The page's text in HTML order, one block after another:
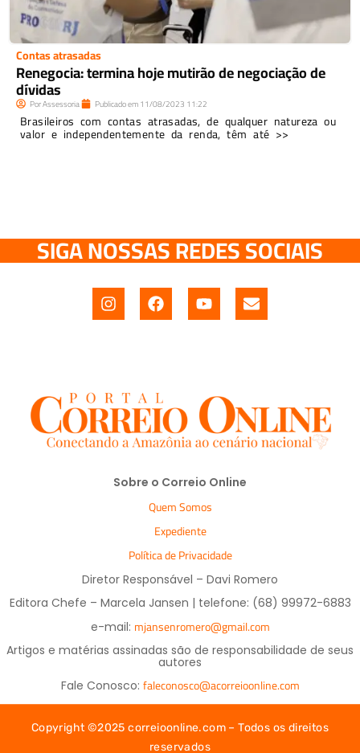
Contas atrasadas
Renegocia: termina hoje mutirão de negociação de
dívidas
PorAssessoria Publicado em11/08/2023 11:22
Brasileiros com contas atrasadas, de qualquer natureza ou
valor e independentemente da renda, têm até >>
SIGA NOSSAS REDES SOCIAIS
Sobre o Correio Online
Quem Somos
Expediente
Política de Privacidade
Diretor Responsável – Davi Romero
Editora Chefe – Marcela Jansen | telefone: (68) 99972-6883
e-mail: mjansenromero@gmail.com
Artigos e matérias assinadas são de responsabilidade de seus
autores
Fale Conosco: faleconosco@acorreioonline.com
Copyright ©2025 correioonline.com – Todos os direitos
reservados